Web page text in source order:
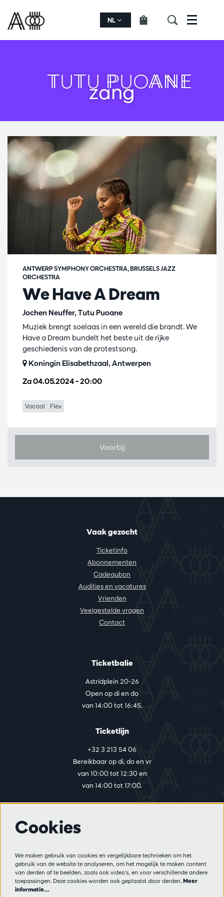
NL Menu
TUTU PUOANE
zang
We Have A Dream
Jochen Neuffer, Tutu Puoane
ANTWERP SYMPHONY ORCHESTRA, BRUSSELS JAZZ
ORCHESTRA
Za 04.05.2024– 20:00
Muziek brengt soelaas in een wereld die brandt. We
Have a Dream bundelt het beste uit de rijke
geschiedenis van de protestsong.
Koningin Elisabethzaal, Antwerpen
Vocaal Flex
Voorbij
Vaak gezocht
Ticketinfo
Abonnementen
Cadeaubon
Audities en vacatures
Vrienden
Veelgestelde vragen
Contact
Ticketbalie
Astridplein 20-26
Open op di en do
van 14:00 tot 16:45.
Ticketlijn
+32 3 213 54 06
Bereikbaar op di, do en vr
van 10:00 tot 12:30 en
van 14:00 tot 17:00.
Privacy
Verkoopsvoorwaarden
Pers
Cookies
We maken gebruik van cookies en vergelijkbare technieken om het
gebruik van de website te analyseren, om het mogelijk te maken content
van derden af te beelden, zoals ook video’s, en voor verschillende andere
toepassingen. Deze cookies worden ook geplaatst door derden. Meer
informatie…